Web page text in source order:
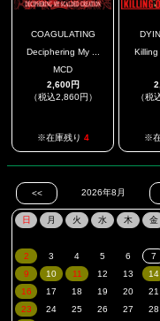
COAGULATING
Deciphering My ...
MCD
2,600円
（税込2,860円）
※在庫残り 4
Killing
（税
※